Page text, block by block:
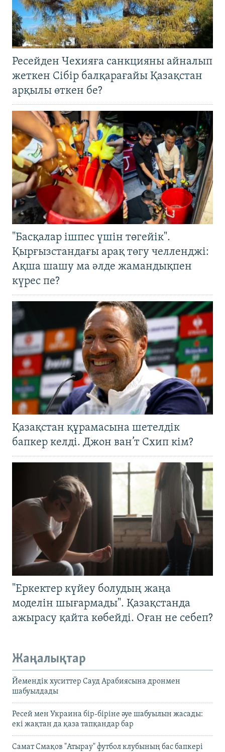
Ресейден Чехияға санкцияны айналып
жеткен Сібір балқарағайы Қазақстан
арқылы өткен бе?
"Басқалар ішпес үшін төгейік".
Қырғызстандағы арақ төгу челленджі:
Ақша шашу ма әлде жамандықпен
күрес пе?
Қазақстан құрамасына шетелдік
бапкер келді. Джон ван’т Схип кім?
"Еркектер күйеу болудың жаңа
моделін шығармады". Қазақстанда
ажырасу қайта көбейді. Оған не себеп?
Жаңалықтар
Йемендік хуситтер Сауд Арабиясына дронмен
шабуылдады
Ресей мен Украина бір-біріне әуе шабуылын жасады:
екі жақтан да қаза тапқандар бар
Самат Смақов "Атырау" футбол клубының бас бапкері